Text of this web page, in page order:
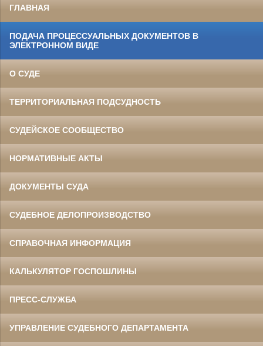
ГЛАВНАЯ
ПОДАЧА ПРОЦЕССУАЛЬНЫХ ДОКУМЕНТОВ В
ЭЛЕКТРОННОМ ВИДЕ
О СУДЕ
ТЕРРИТОРИАЛЬНАЯ ПОДСУДНОСТЬ
СУДЕЙСКОЕ СООБЩЕСТВО
НОРМАТИВНЫЕ АКТЫ
ДОКУМЕНТЫ СУДА
СУДЕБНОЕ ДЕЛОПРОИЗВОДСТВО
СПРАВОЧНАЯ ИНФОРМАЦИЯ
КАЛЬКУЛЯТОР ГОСПОШЛИНЫ
ПРЕСС-СЛУЖБА
УПРАВЛЕНИЕ СУДЕБНОГО ДЕПАРТАМЕНТА